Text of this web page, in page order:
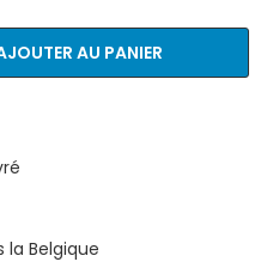
AU PANIER
Belgique